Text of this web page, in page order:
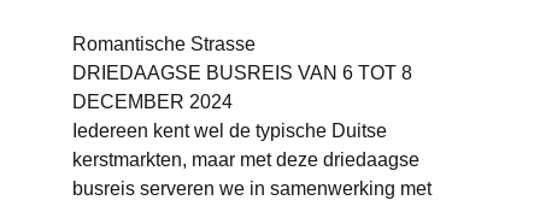
Romantische Strasse
DRIEDAAGSE BUSREIS VAN 6 TOT 8
DECEMBER 2024
Iedereen kent wel de typische Duitse
kerstmarkten, maar met deze driedaagse
busreis serveren we in samenwerking met